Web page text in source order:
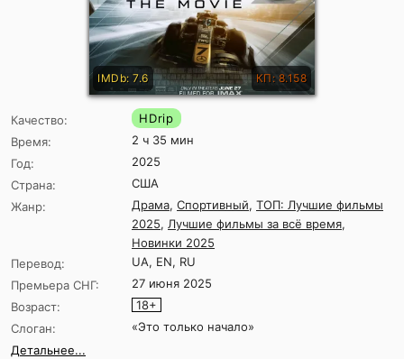
IMDb: 7.6 КП: 8.158
Качество:
HDrip
Время:
2 ч 35 мин
Год:
2025
Страна:
США
Жанр:
Драма, Спортивный, ТОП: Лучшие фильмы
2025, Лучшие фильмы за всё время,
Новинки 2025
Перевод:
UA, EN, RU
Премьера СНГ:
27 июня 2025
Возраст:
18+
Слоган:
«Это только начало»
Детальнее...